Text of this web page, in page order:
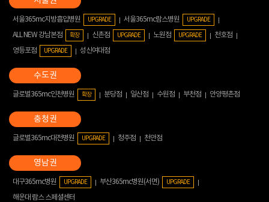
서울365mc지방흡입병원 UPGRADE 서울365mc람스병원 UPGRADE
ALL NEW 강남본점 확장 신촌점 UPGRADE 노원점 UPGRADE
천호점
영등포점
UPGRADE 성신여대점
글로벌365mc인천병원 확장 분당점 일산점 수원점 부천점 안양평촌점
글로벌365mc대전병원 UPGRADE 청주점 천안점
대구365mc병원 UPGRADE 부산365mc병원(서면) UPGRADE
해운대 람스 스페셜센터